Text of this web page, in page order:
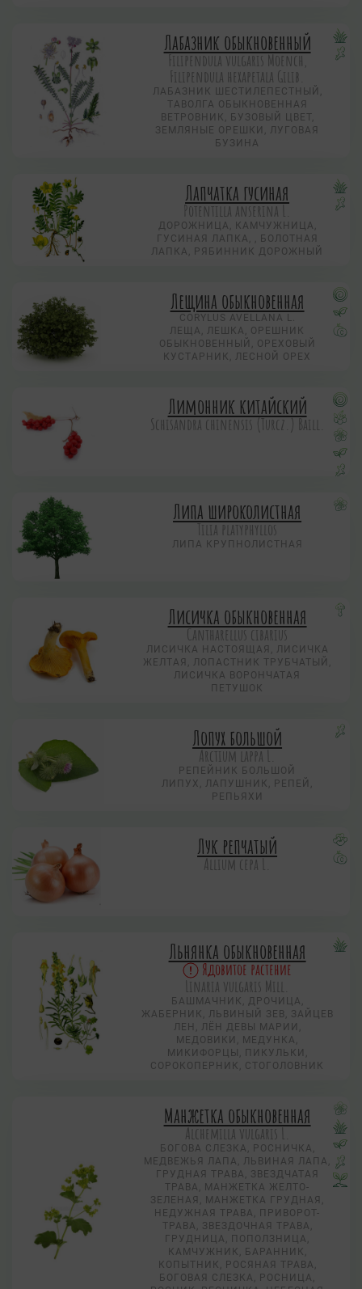
Лабазник обыкновенный
Filipendula vulgaris Moench,
Filipendula hexapetala Gilib.
ЛАБАЗНИК ШЕСТИЛЕПЕСТНЫЙ,
ТАВОЛГА ОБЫКНОВЕННАЯ
ВЕТРОВНИК, БУЗОВЫЙ ЦВЕТ,
ЗЕМЛЯНЫЕ ОРЕШКИ, ЛУГОВАЯ
БУЗИНА
Лапчатка гусиная
Potentilla anserina L.
ДОРОЖНИЦА, КАМЧУЖНИЦА,
ГУСИНАЯ ЛАПКА, , БОЛОТНАЯ
ЛАПКА, РЯБИННИК ДОРОЖНЫЙ
Лещина обыкновенная
CORYLUS AVELLANA L.
ЛЕЩА, ЛЕШКА, ОРЕШНИК
ОБЫКНОВЕННЫЙ, ОРЕХОВЫЙ
КУСТАРНИК, ЛЕСНОЙ ОРЕХ
Лимонник китайский
Schisandra chinensis (Turcz.) Baill.
Липа широколистная
Tilia platyphyllos
ЛИПА КРУПНОЛИСТНАЯ
Лисичка обыкновенная
Cantharellus cibarius
ЛИСИЧКА НАСТОЯЩАЯ, ЛИСИЧКА
ЖЕЛТАЯ, ЛОПАСТНИК ТРУБЧАТЫЙ,
ЛИСИЧКА ВОРОНЧАТАЯ
ПЕТУШОК
Лопух большой
Arctium lappa L.
РЕПЕЙНИК БОЛЬШОЙ
ЛИПУХ, ЛАПУШНИК, РЕПЕЙ,
РЕПЬЯХИ
Лук репчатый
Allium сера L.
Льнянка обыкновенная
Ядовитое растение
Linaria vulgaris Mill.
БАШМАЧНИК, ДРОЧИЦА,
ЖАБЕРНИК, ЛЬВИНЫЙ ЗЕВ, ЗАЙЦЕВ
ЛЕН, ЛЁН ДЕВЫ МАРИИ,
МЕДОВИКИ, МЕДУНКА,
МИКИФОРЦЫ, ПИКУЛЬКИ,
СОРОКОПЕРНИК, СТОГОЛОВНИК
Манжетка обыкновенная
Alchemilla vulgaris L.
БОГОВА СЛЕЗКА, РОСНИЧКА,
МЕДВЕЖЬЯ ЛАПА, ЛЬВИНАЯ ЛАПА,
ГРУДНАЯ ТРАВА, ЗВЕЗДЧАТАЯ
ТРАВА, МАНЖЕТКА ЖЕЛТО-
ЗЕЛЕНАЯ, МАНЖЕТКА ГРУДНАЯ,
НЕДУЖНАЯ ТРАВА, ПРИВОРОТ-
ТРАВА, ЗВЕЗДОЧНАЯ ТРАВА,
ГРУДНИЦА, ПОПОЛЗНИЦА,
КАМЧУЖНИК, БАРАННИК,
КОПЫТНИК, РОСЯНАЯ ТРАВА,
БОГОВАЯ СЛЕЗКА, РОСНИЦА,